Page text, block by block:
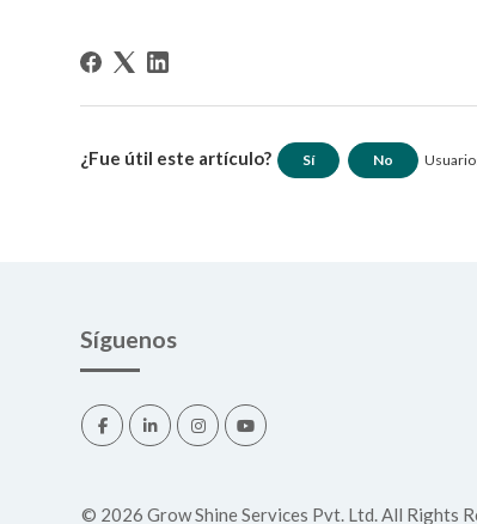
¿Fue útil este artículo? Sí No
Síguenos
© 2026 Grow Shine Services Pvt. Ltd.All Rights